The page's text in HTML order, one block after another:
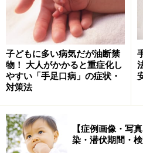
子どもに多い病気だが油断禁
物！ 大人がかかると重症化し
やすい「手足口病」の症状・
対策法
【症例画像・写
染・潜伏期間・